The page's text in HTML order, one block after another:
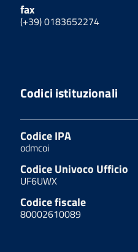
fax
(+39) 0183652274
Codici istituzionali
Codice IPA
odmcoi
Codice Univoco Ufficio
UF6UWX
Codice fiscale
80002610089